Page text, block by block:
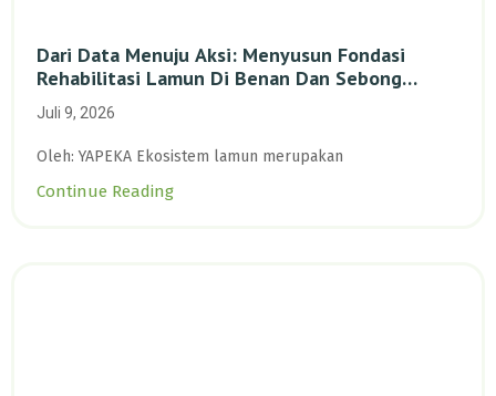
Dari Data Menuju Aksi: Menyusun Fondasi
Rehabilitasi Lamun Di Benan Dan Sebong
Lagoi, Kepulauan Riau
Juli 9, 2026
Oleh: YAPEKA Ekosistem lamun merupakan
Continue Reading